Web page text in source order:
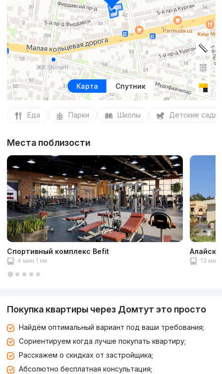
Карта Спутник
Еда Парки Школы Детские сады
Места поблизости
Спортивный комплекс Befit
4 мин 1 км 13 мин
Покупка квартиры через Домтут это просто
Найдём оптимальный вариант под ваши требования;
Сориентируем когда лучше покупать квартиру;
Расскажем о скидках от застройщика;
Абсолютно бесплатная консультация;